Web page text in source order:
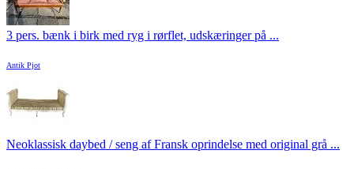
3 pers. bænk i birk med ryg i rørflet, udskæringer på ...
Antik Pjot
Neoklassisk daybed / seng af Fransk oprindelse med original grå ...